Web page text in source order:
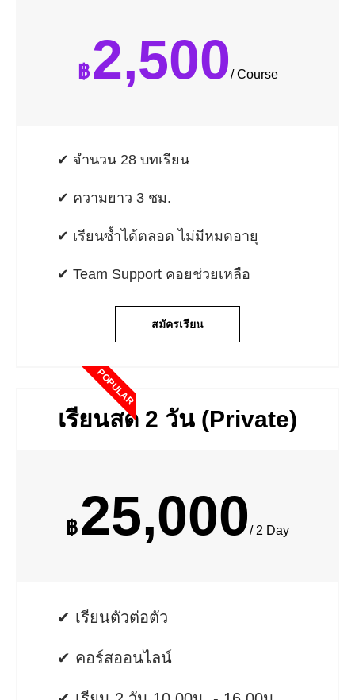
฿2,500/ Course
✔ จำนวน 28 บทเรียน
✔ ความยาว 3 ชม.
✔ เรียนซ้ำได้ตลอด ไม่มีหมดอายุ
✔ Team Support คอยช่วยเหลือ
สมัครเรียน
POPULAR
เรียนสด 2 วัน (Private)
฿25,000/ 2 Day
✔ เรียนตัวต่อตัว
✔ คอร์สออนไลน์